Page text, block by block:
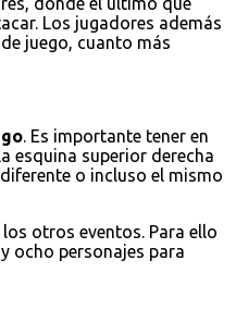
Los jugadores además
juego, cuanto más
. Es importante tener en
esquina superior derecha
o incluso el mismo
otros eventos. Para ello
ocho personajes para